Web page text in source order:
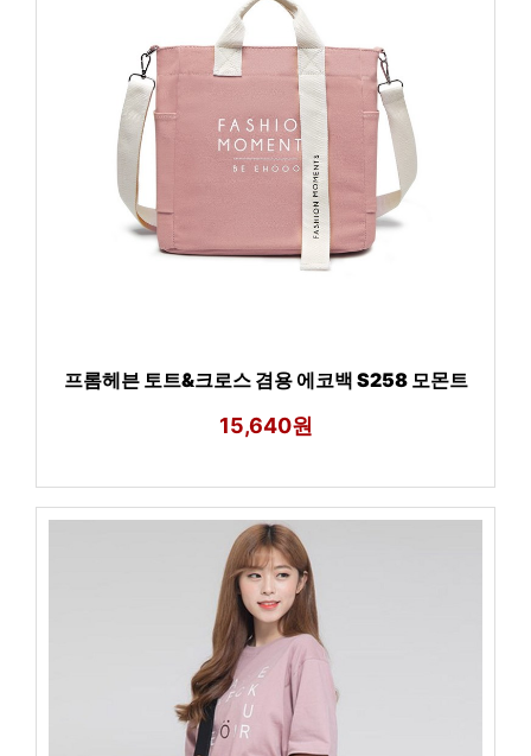
프롬헤븐 토트&크로스 겸용 에코백 S258 모몬트
15,640원